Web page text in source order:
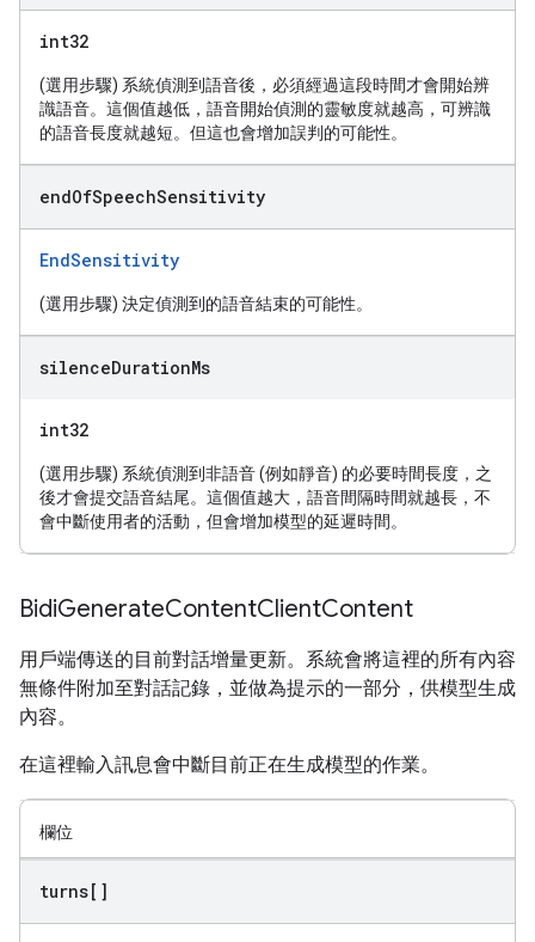
int32
(選用步驟) 系統偵測到語音後，必須經過這段時間才會開始辨
識語音。這個值越低，語音開始偵測的靈敏度就越高，可辨識
的語音長度就越短。但這也會增加誤判的可能性。
endOfSpeechSensitivity
EndSensitivity
(選用步驟) 決定偵測到的語音結束的可能性。
silenceDurationMs
int32
(選用步驟) 系統偵測到非語音 (例如靜音) 的必要時間長度，之
後才會提交語音結尾。這個值越大，語音間隔時間就越長，不
會中斷使用者的活動，但會增加模型的延遲時間。
BidiGenerateContentClientContent
用戶端傳送的目前對話增量更新。系統會將這裡的所有內容
無條件附加至對話記錄，並做為提示的一部分，供模型生成
內容。
在這裡輸入訊息會中斷目前正在生成模型的作業。
欄位
turns[]